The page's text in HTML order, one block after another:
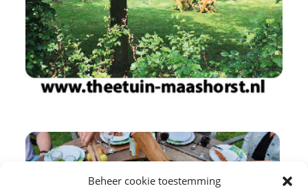
Beheer cookie toestemming